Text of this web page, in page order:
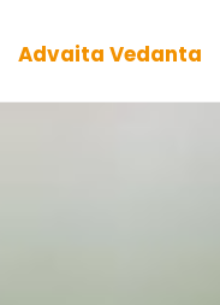
Inhalt
Advaita Vedanta